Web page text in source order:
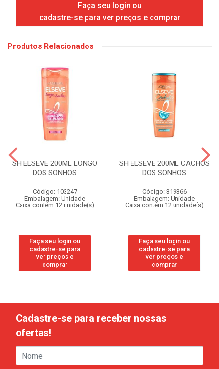
Faça seu login ou
cadastre-se para ver preços e comprar
Produtos Relacionados
SH ELSEVE 200ML LONGO
DOS SONHOS
Código: 103247
Embalagem: Unidade
Caixa contém 12 unidade(s)
Faça seu login ou
cadastre-se para
ver preços e
comprar
SH ELSEVE 200ML CACHOS
DOS SONHOS
Código: 319366
Embalagem: Unidade
Caixa contém 12 unidade(s)
Faça seu login ou
cadastre-se para
ver preços e
comprar
Cadastre-se para receber nossas
ofertas!